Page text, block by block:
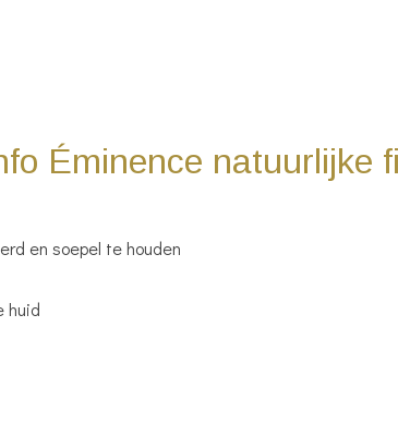
Éminence natuurlijke
en soepel te houden
huid